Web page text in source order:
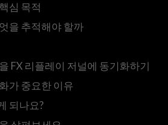
심 목적
을 추적해야 할까
FX 리플레이 저널에 동기화하기
가 중요한 이유
되나요?